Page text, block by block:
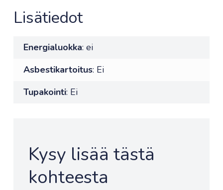
Lisätiedot
Energialuokka: ei
Asbestikartoitus: Ei
Tupakointi: Ei
Kysy lisää tästä
kohteesta